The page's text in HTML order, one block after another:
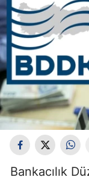
Bankacılık